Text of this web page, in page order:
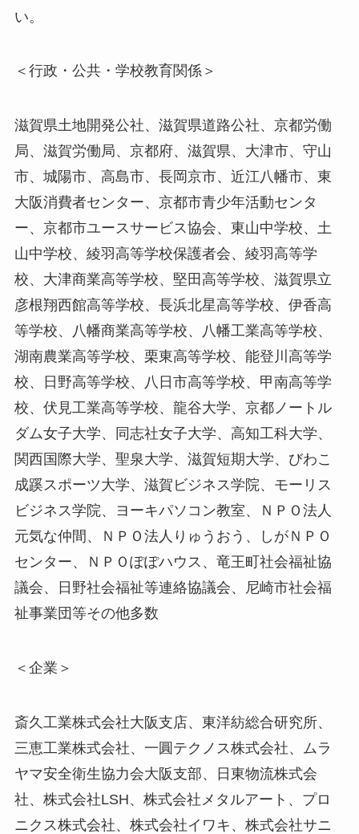
い。
＜行政・公共・学校教育関係＞
滋賀県土地開発公社、滋賀県道路公社、京都労働
局、滋賀労働局、京都府、滋賀県、大津市、守山
市、城陽市、高島市、長岡京市、近江八幡市、東
大阪消費者センター、京都市青少年活動センタ
ー、京都市ユースサービス協会、東山中学校、土
山中学校、綾羽高等学校保護者会、綾羽高等学
校、大津商業高等学校、堅田高等学校、滋賀県立
彦根翔西館高等学校、長浜北星高等学校、伊香高
等学校、八幡商業高等学校、八幡工業高等学校、
湖南農業高等学校、栗東高等学校、能登川高等学
校、日野高等学校、八日市高等学校、甲南高等学
校、伏見工業高等学校、龍谷大学、京都ノートル
ダム女子大学、同志社女子大学、高知工科大学、
関西国際大学、聖泉大学、滋賀短期大学、びわこ
成蹊スポーツ大学、滋賀ビジネス学院、モーリス
ビジネス学院、ヨーキパソコン教室、ＮＰＯ法人
元気な仲間、ＮＰＯ法人りゅうおう、しがＮＰＯ
センター、ＮＰＯぽぽハウス、竜王町社会福祉協
議会、日野社会福祉等連絡協議会、尼崎市社会福
祉事業団等その他多数
＜企業＞
斎久工業株式会社大阪支店、東洋紡総合研究所、
三恵工業株式会社、一圓テクノス株式会社、ムラ
ヤマ安全衛生協力会大阪支部、日東物流株式会
社、株式会社LSH、株式会社メタルアート、プロ
ニクス株式会社、株式会社イワキ、株式会社サニ